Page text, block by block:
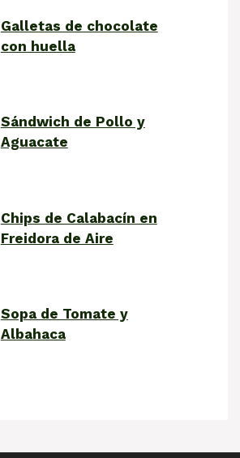
Galletas de chocolate
con huella
Sándwich de Pollo y
Aguacate
Chips de Calabacín en
Freidora de Aire
Sopa de Tomate y
Albahaca